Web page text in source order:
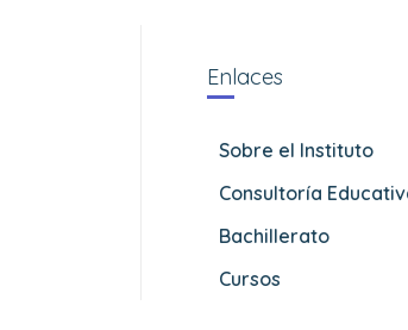
Enlaces
Sobre el Instituto
Consultoría
Bachillerato
Cursos